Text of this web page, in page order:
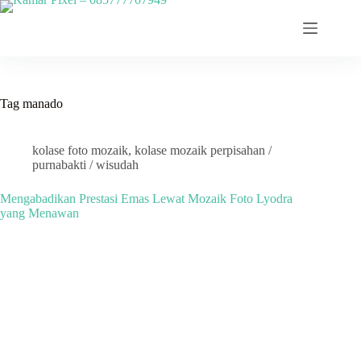
Skip
Tag manado
kolase foto mozaik, kolase mozaik perpisahan /
purnabakti / wisudah
Mengabadikan Prestasi Emas Lewat Mozaik Foto Lyodra
yang Menawan